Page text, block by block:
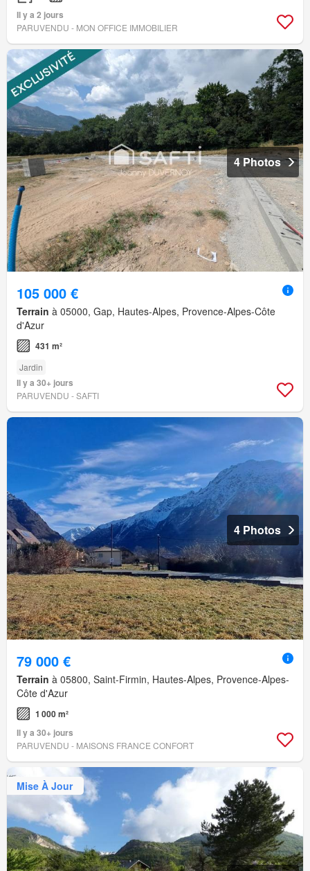
Il y a 2 jours
PARUVENDU - MON OFFICE IMMOBILIER
4 Photos
105 000 €
Terrain à 05000, Gap, Hautes-Alpes, Provence-Alpes-Côte
d'Azur
431 m²
Jardin
Il y a 30+ jours
PARUVENDU - SAFTI
4 Photos
79 000 €
Terrain à 05800, Saint-Firmin, Hautes-Alpes, Provence-Alpes-
Côte d'Azur
1 000 m²
Il y a 30+ jours
PARUVENDU - MAISONS FRANCE CONFORT
Mise À Jour